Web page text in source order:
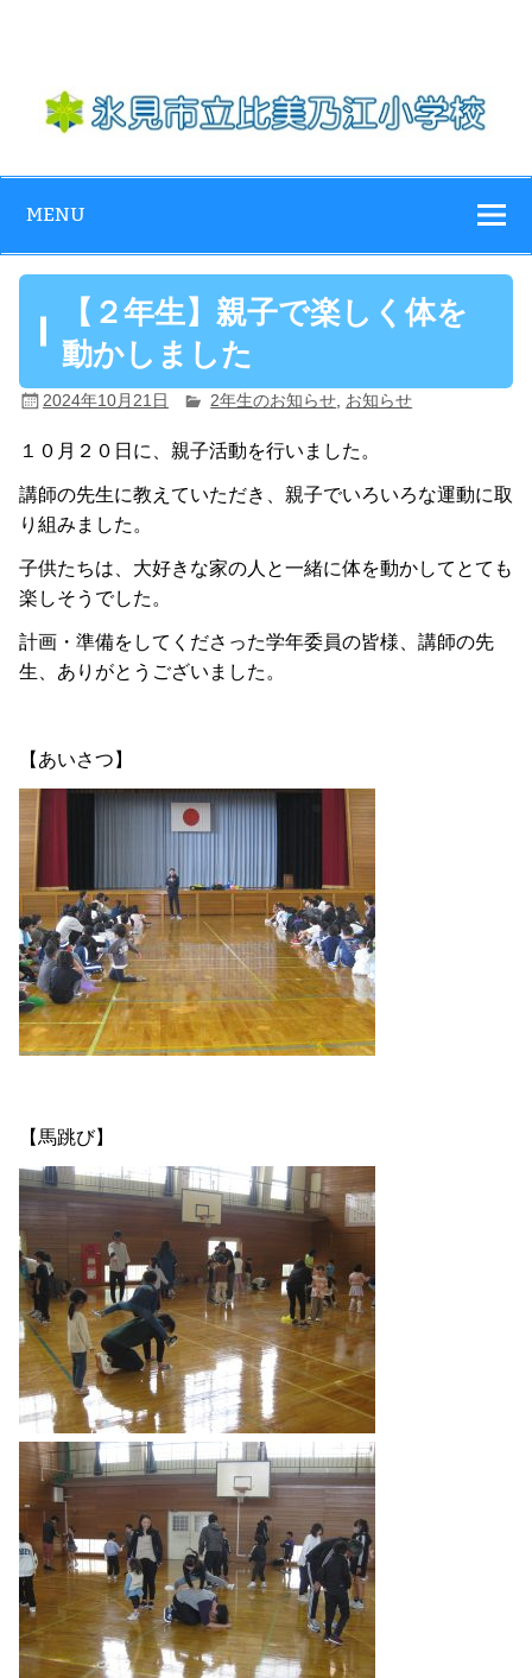
content
江小学校
MENU
【２年生】親子で楽しく体を
動かしました
2024年10月21日 2年生のお知らせ お知らせ
１０月２０日に、親子活動を行いました。
講師の先生に教えていただき、親子でいろいろな運動に取
り組みました。
子供たちは、大好きな家の人と一緒に体を動かしてとても
楽しそうでした。
計画・準備をしてくださった学年委員の皆様、講師の先
生、ありがとうございました。
【あいさつ】
【馬跳び】